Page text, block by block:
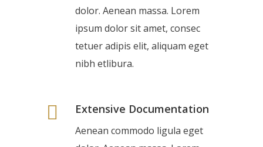
dolor. Aenean massa. Lorem
ipsum dolor sit amet, consec
tetuer adipis elit, aliquam eget
nibh etlibura.
Extensive Documentation
Aenean commodo ligula eget